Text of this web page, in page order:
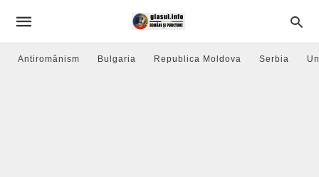
Antiromânism Bulgaria Republica Moldova Serbia